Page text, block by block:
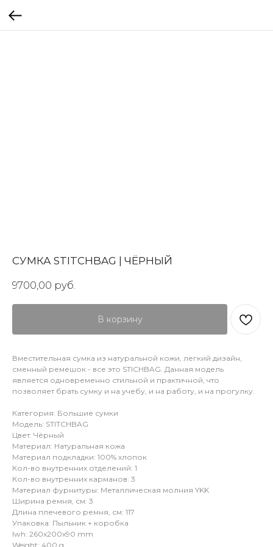
СУМКА STITCHBAG | ЧЁРНЫЙ
9700,00 руб.
В корзину
Вместительная сумка из натуральной кожи, легкий дизайн,
сменный ремешок - все это STICHBAG. Данная модель
является одновременно стильной и практичной, что
позволяет брать сумку и на учебу, и на работу, и на прогулку.
Категория: Большие сумки
Модель: STITCHBAG
Цвет: Чёрный
Материал: Натуральная кожа
Материал подкладки: 100% хлопок
Кол-во внутренних отделений: 1
Кол-во внутренних карманов: 3
Материал фурнитуры: Металлическая молния YKK
Ширина ремня, см: 3
Длина плечевого ремня, см: 117
Упаковка: Пыльник + коробка
lwh: 260x200x90 mm
Weight: 400 g